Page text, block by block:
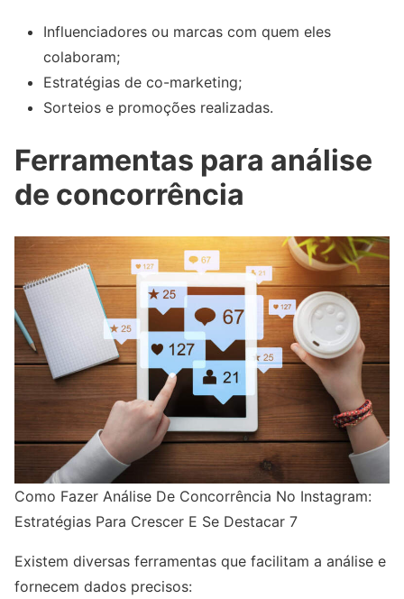
Influenciadores ou marcas com quem eles
colaboram;
Estratégias de co-marketing;
Sorteios e promoções realizadas.
Ferramentas para análise
de concorrência
Como Fazer Análise De Concorrência No Instagram:
Estratégias Para Crescer E Se Destacar 7
Existem diversas ferramentas que facilitam a análise e
fornecem dados precisos: